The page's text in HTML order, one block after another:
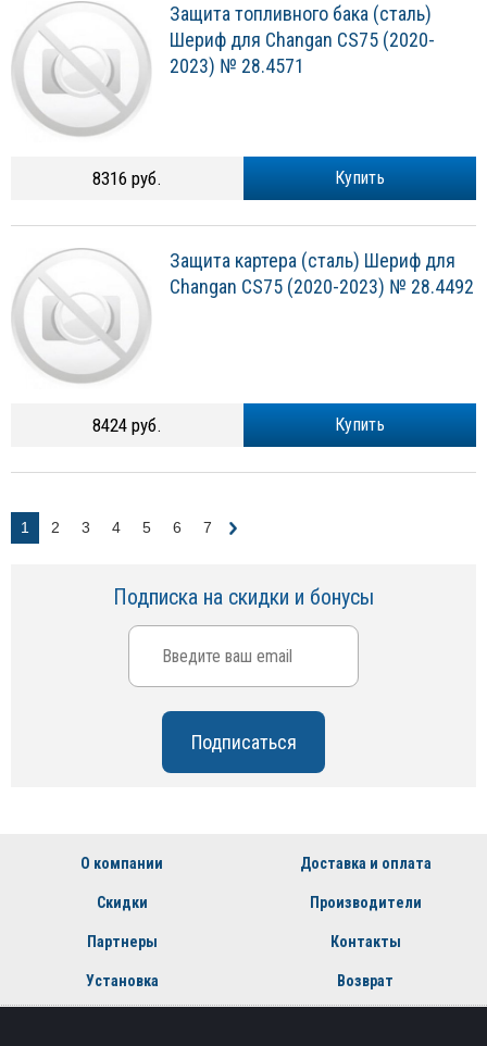
Защита топливного бака (сталь)
Шериф для Changan CS75 (2020-
2023) № 28.4571
Купить
8316 руб.
Защита картера (сталь) Шериф для
Changan CS75 (2020-2023) № 28.4492
Купить
8424 руб.
1 2 3 4 5 6 7
Подписка на скидки и бонусы
О компании Доставка и оплата
Скидки Производители
Партнеры Контакты
Установка Возврат